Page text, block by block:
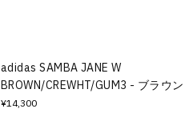
adidas SAMBA JANE W
BROWN/CREWHT/GUM3 - ブラウン
¥14,300